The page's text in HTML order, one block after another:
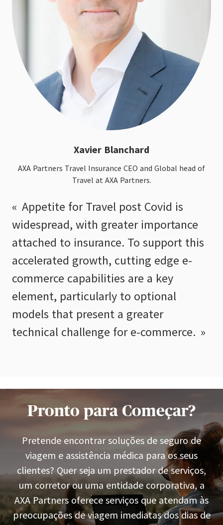
Xavier Blanchard
AXA Partners Travel Insurance CEO and Global head of
Travel at AXA Partners.
Appetite for Travel post Covid is
widespread, with greater importance
attached to insurance. To support this
accelerated growth, cutting edge e-
commerce capabilities are a key
element, particularly to optional
models that present a greater
technical challenge for e-commerce.
Pronto para Começar?
Pretende encontrar soluções de seguro de
viagem e assistência médica para os seus
clientes? Quer seja um prestador de serviços,
um corretor ou uma entidade corporativa, a
AXA Partners oferece serviços que atendam às
preocupações de viagem imediatas dos dias de